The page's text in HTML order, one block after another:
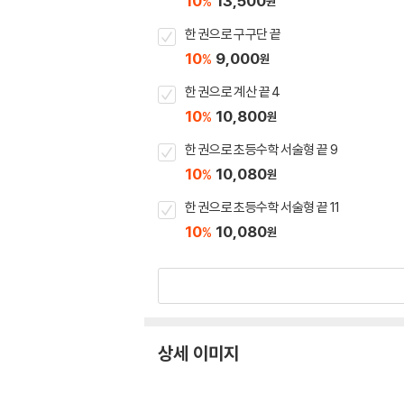
한 권으로 구구단 끝
10% 9,000원
한 권으로 계산 끝 4
10% 10,800원
한 권으로 초등수학 서술형 끝 9
10% 10,080원
한 권으로 초등수학 서술형 끝 11
10% 10,080원
상세 이미지